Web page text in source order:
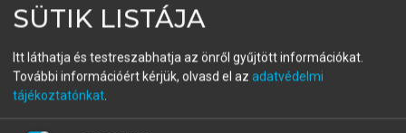
CSABA, ZOMBORY PÉTER
alapjai
SÜTIK LISTÁJA
Itt láthatja és testreszabhatja az önről gyűjtött információkat.
További információért kérjük, olvasd el az adatvédelmi
tájékoztatónkat.